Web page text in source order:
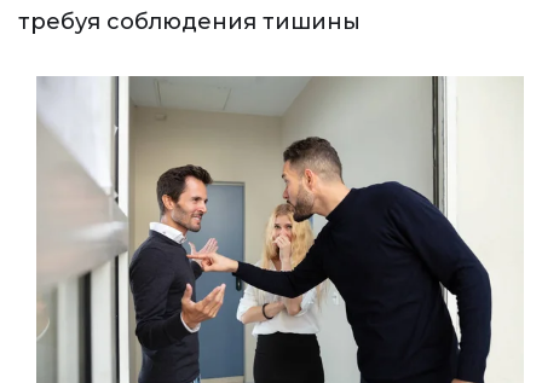
требуя соблюдения тишины